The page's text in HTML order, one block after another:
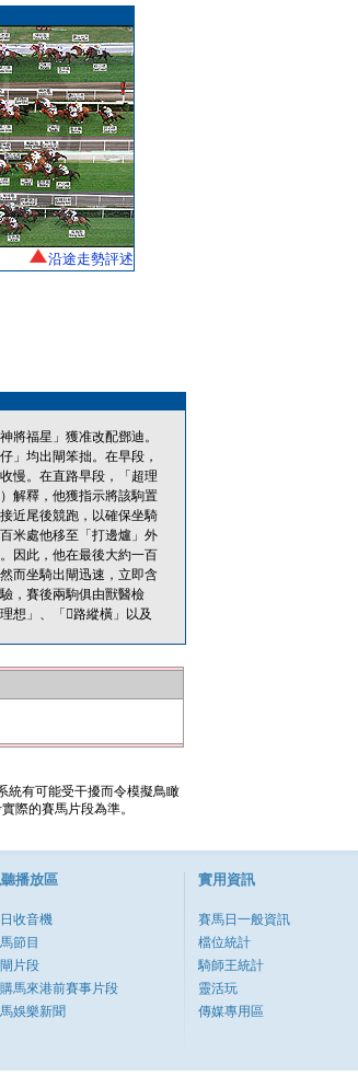
沿途走勢評述
將福星」獲准改配鄧迪。
」均出閘笨拙。在早段，
慢。在直路早段，「超理
解釋，他獲指示將該駒置
近尾後競跑，以確保坐騎
米處他移至「打邊爐」外
因此，他在最後大約一百
而坐騎出閘迅速，立即含
，賽後兩駒俱由獸醫檢
想」、「路縱橫」以及
統有可能受干擾而令模擬鳥瞰
際的賽馬片段為準。
播放區
收音機
節目
片段
馬來港前賽事片段
娛樂新聞
實用資訊
賽馬日一般資訊
檔位統計
騎師王統計
靈活玩
傳媒專用區